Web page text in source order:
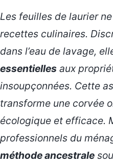
Les feuilles de laurier
recettes culinaires.
dans l’eau de lavage,
essentielles aux
insoupçonnées. Cette
transforme une corvée
écologique et efficace.
professionnels du
méthode ancestrale